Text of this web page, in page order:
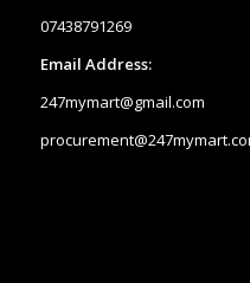
07438791269
Email Address:
247mymart@gmail.com